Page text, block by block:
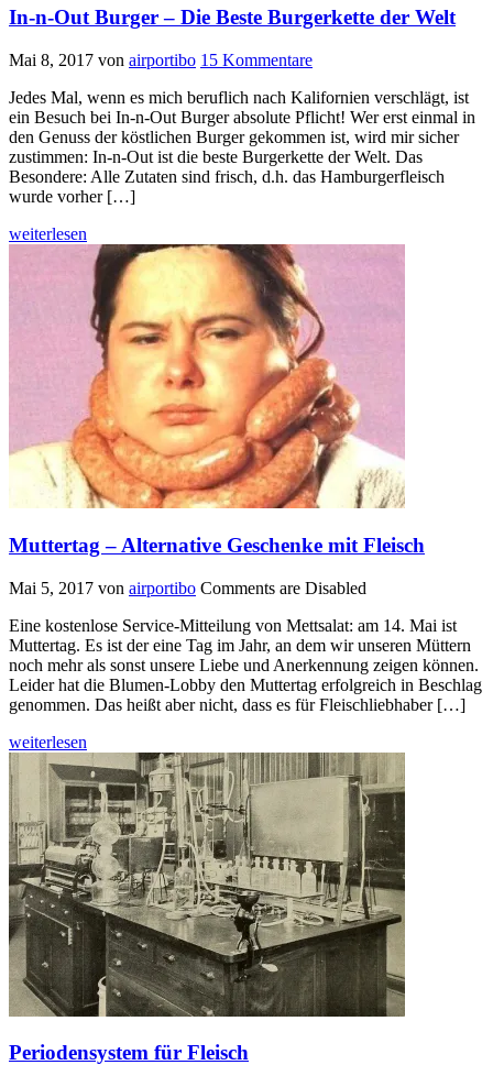
In-n-Out Burger – Die Beste Burgerkette der Welt
Mai 8, 2017 von airportibo 15 Kommentare
Jedes Mal, wenn es mich beruflich nach Kalifornien verschlägt, ist
ein Besuch bei In-n-Out Burger absolute Pflicht! Wer erst einmal in
den Genuss der köstlichen Burger gekommen ist, wird mir sicher
zustimmen: In-n-Out ist die beste Burgerkette der Welt. Das
Besondere: Alle Zutaten sind frisch, d.h. das Hamburgerfleisch
wurde vorher […]
weiterlesen
Muttertag – Alternative Geschenke mit Fleisch
Mai 5, 2017 von airportibo Comments are Disabled
Eine kostenlose Service-Mitteilung von Mettsalat: am 14. Mai ist
Muttertag. Es ist der eine Tag im Jahr, an dem wir unseren Müttern
noch mehr als sonst unsere Liebe und Anerkennung zeigen können.
Leider hat die Blumen-Lobby den Muttertag erfolgreich in Beschlag
genommen. Das heißt aber nicht, dass es für Fleischliebhaber […]
weiterlesen
Periodensystem für Fleisch